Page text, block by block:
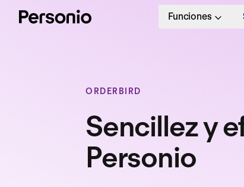
Funciones
ORDERBIRD
Sencillez y
Personio